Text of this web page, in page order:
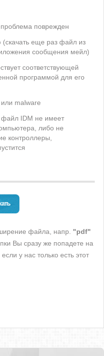
поврежден
еще раз файл из
сообщения мейл)
соответствующей
программой для его
malware
IDM не имеет
либо не
контроллеры,
файла, напр. "pdf"
Вы сразу же попадете на
у нас только есть этот